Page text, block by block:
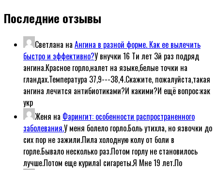
Последние отзывы
Светлана на Ангина в разной форме. Как ее вылечить
быстро и эффективно?У внучки 16 Ти лет 3й раз подряд
ангина.Красное горло,налет на языке,белые точки на
гландах.Температура 37,9---38,4.Скажите, пожалуйста,такая
ангина лечится антибиотиками?И какими?И ещё вопрос:как
укр
Женя на Фарингит: особенности распространенного
заболевания.У меня болело горло.Боль утихла, но язвочки до
сих пор не зажили.Пила холодную колу от боли в
горле.Бывало несколько раз.Потом горлу не становилось
лучше.Потом еще курилаl сигареты.Я Мне 19 лет.По